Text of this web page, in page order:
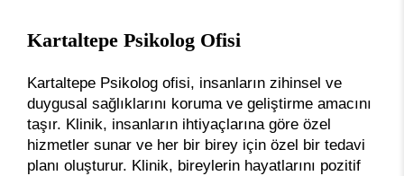
Kartaltepe Psikolog Ofisi
Kartaltepe Psikolog ofisi, insanların zihinsel ve
duygusal sağlıklarını koruma ve geliştirme amacını
taşır. Klinik, insanların ihtiyaçlarına göre özel
hizmetler sunar ve her bir birey için özel bir tedavi
planı oluşturur. Klinik, bireylerin hayatlarını pozitif